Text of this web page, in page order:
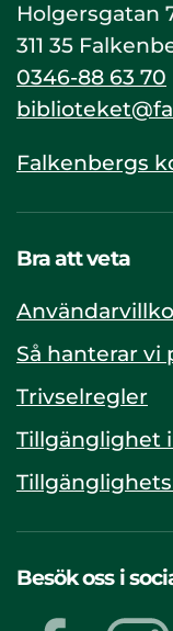
Holgersgatan
311 35
0346-88 63 70
Falkenbergs
Bra att veta
Så hanterar
Trivselregler
Tillgänglighet
Besök oss i